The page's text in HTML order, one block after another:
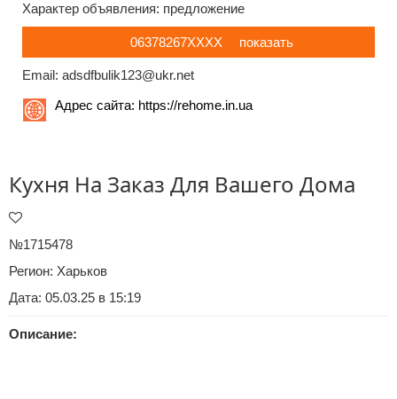
Характер объявления: предложение
06378267ХХХХ показать
Email: adsdfbulik123@ukr.net
Адрес сайта: https://rehome.in.ua
Кухня На Заказ Для Вашего Дома
№1715478
Регион: Харьков
Дата: 05.03.25 в 15:19
Описание: